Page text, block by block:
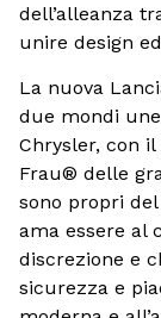
dell’alleanza
unire design
La nuova
due mondi
Chrysler, con
Frau® delle
sono propri del
ama essere al
discrezione e
sicurezza e